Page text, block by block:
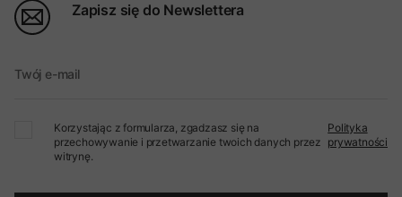
Zapisz się do Newslettera
Twój e-mail
Korzystając z formularza, zgadzasz się na
przechowywanie i przetwarzanie twoich danych przez
witrynę.
Polityka
prywatności